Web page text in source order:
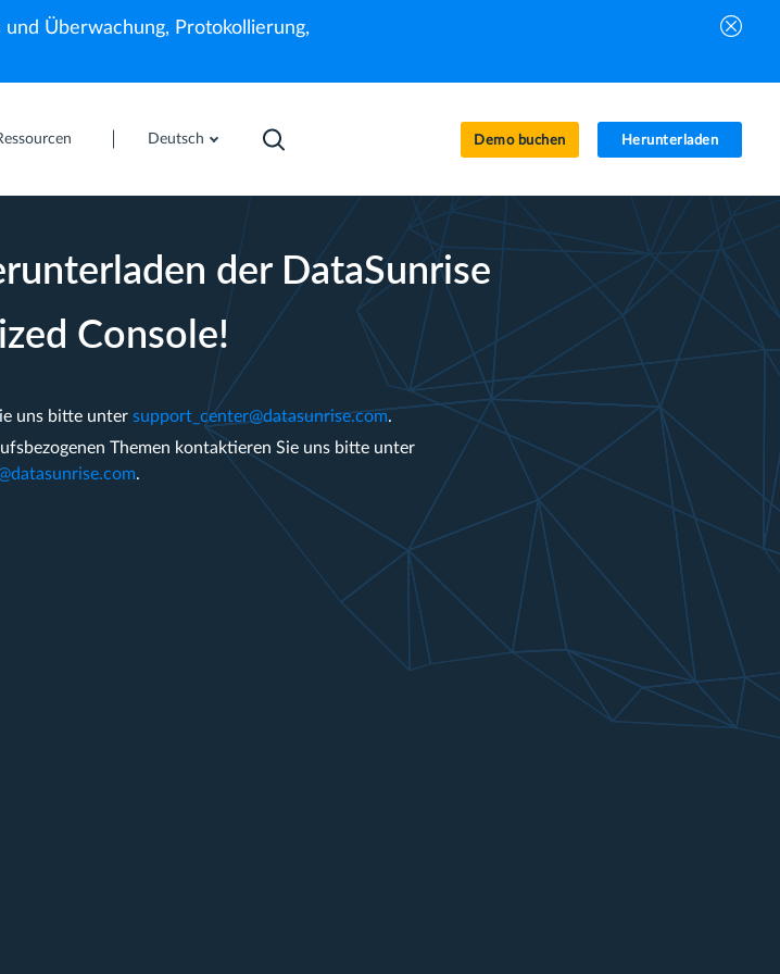
Überwachung, Protokollierung,
Deutsch Demo buchen Herunterladen
der DataSunrise
Console!
uns bitte unter support_center@datasunrise.com.
Themen kontaktieren Sie uns bitte unter
.